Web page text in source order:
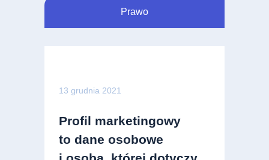
Prawo
13 grudnia 2021
Profil marketingowy
to dane osobowe